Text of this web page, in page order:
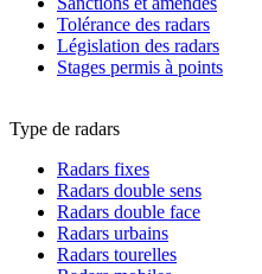
Tolérance des radars
Législation des radars
Stages permis à points
Type de radars
Radars fixes
Radars double sens
Radars double face
Radars urbains
Radars tourelles